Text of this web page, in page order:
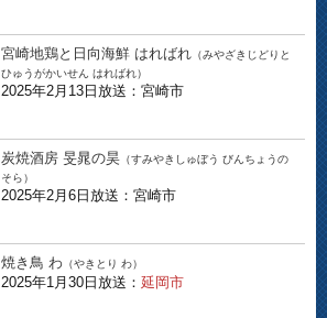
宮崎地鶏と日向海鮮 はればれ （みやざきじどりと
ひゅうがかいせん はればれ）
2025年2月13日放送：宮崎市
炭焼酒房 旻晁の昊 （すみやきしゅぼう びんちょうの
そら）
2025年2月6日放送：宮崎市
焼き鳥 わ （やきとり わ）
2025年1月30日放送： 延岡市